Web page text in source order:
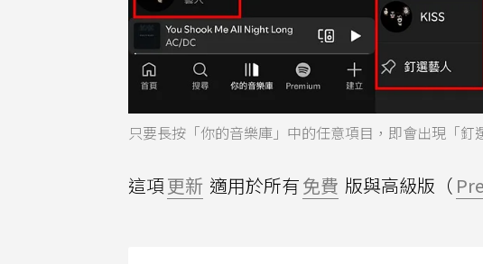
只要長按「你的音樂庫」中的任意項目，即會出現「
這項更新 適用於所有免費 版與高級版（